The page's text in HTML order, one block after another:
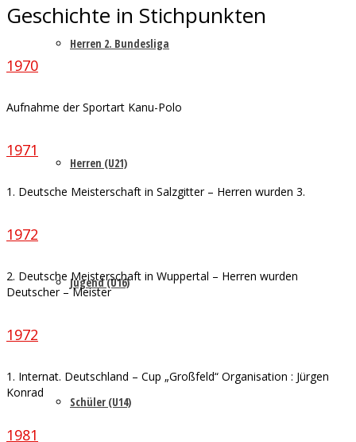
Herren 2. Bundesliga
Herren (U21)
Jugend (U16)
Schüler (U14)
Geschichte in Stichpunkten
1970
Aufnahme der Sportart Kanu-Polo
1971
1. Deutsche Meisterschaft in Salzgitter – Herren wurden 3.
1972
2. Deutsche Meisterschaft in Wuppertal – Herren wurden
Deutscher – Meister
1972
1. Internat. Deutschland – Cup „Großfeld“ Organisation : Jürgen
Konrad
1981